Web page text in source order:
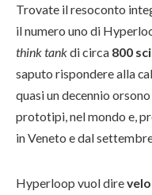
Trovate il resoconto
il numero uno di
think tankdi circa 800
saputo rispondere alla
quasi un decennio
prototipi, nel mondo e,
in Veneto e dal
Hyperloop vuol dire